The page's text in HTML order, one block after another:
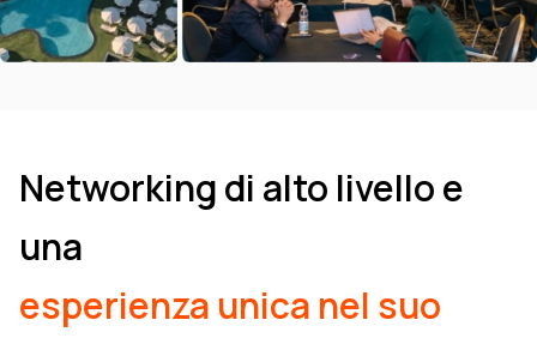
Networking di alto livello e
una
esperienza unica nel suo